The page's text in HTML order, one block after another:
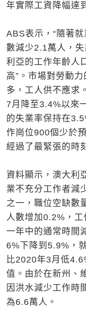
年實際工資降幅達
ABS表示，“隨著
數減少2.1萬人，
利亞的工作年齡人
高”。市場對勞動
多，工人供不應求
7月降至3.4%以來
的失業率保持在
作崗位900個少於
經過了最緊張的時
資料顯示，澳大利
業不充分工作者減
之一，職位空缺數
人數增加0.2%，
一年中的通常時間
6%下降到5.9%，
比2020年3月低
值。由於在新州、
因洪水減少工作時
為6.6萬人。